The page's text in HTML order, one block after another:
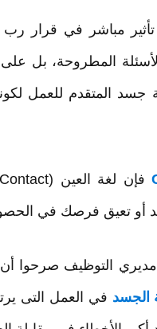
مباشر في قرار رب
المطروحة، بل
المتقدم للعمل
أو تعيق فرصك في
الجسد في العمل التى